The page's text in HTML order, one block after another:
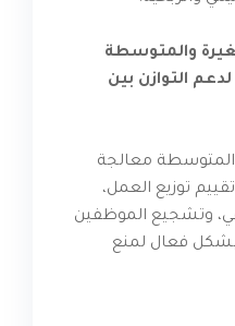
والمتوسطة
التوازن بين
معالجة
توزيع العمل،
وتشجيع الموظفين
بشكل فعال لمنع